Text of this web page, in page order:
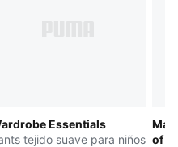
Essentials
tejido suave para niños of